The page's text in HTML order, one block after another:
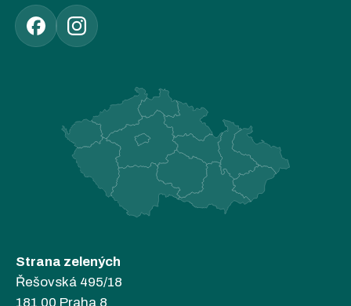
Strana zelených
Řešovská 495/18
181 00 Praha 8